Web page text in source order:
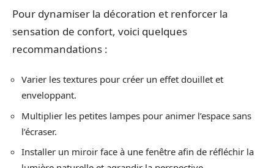
Pour dynamiser la décoration et renforcer la
sensation de confort, voici quelques
recommandations :
Varier les textures pour créer un effet douillet et
enveloppant.
Multiplier les petites lampes pour animer l’espace sans
l’écraser.
Installer un miroir face à une fenêtre afin de réfléchir la